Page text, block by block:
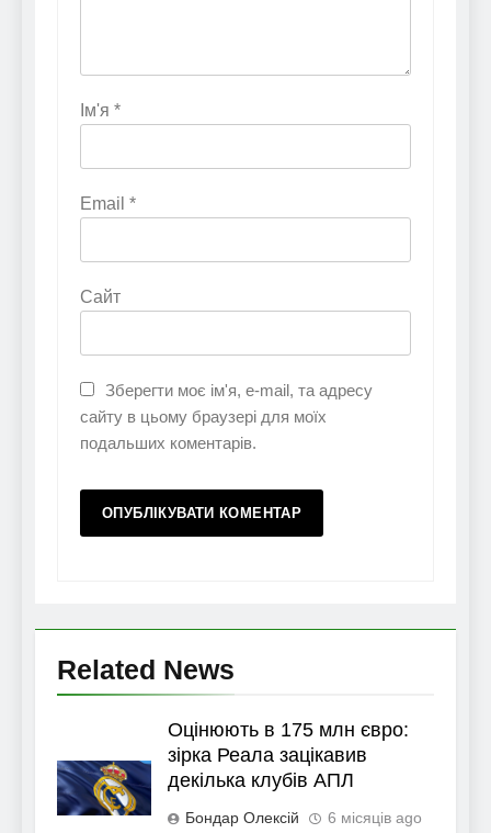
Ім'я *
Email *
Сайт
Зберегти моє ім'я, e-mail, та адресу
сайту в цьому браузері для моїх
подальших коментарів.
Related News
Оцінюють в 175 млн євро:
зірка Реала зацікавив
декілька клубів АПЛ
Бондар Олексій 6 місяців ago